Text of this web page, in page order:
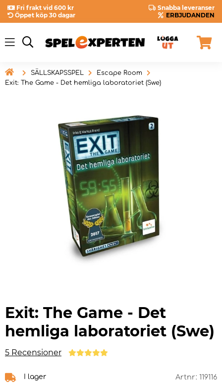
Fri frakt vid 600 kr
Snabba leveranser
Öppet köp 30 dagar
ERBJUDANDEN
 SÄLLSKAPSSPEL
Escape Room
Exit: The Game - Det hemliga laboratoriet (Swe)
Exit: The Game - Det
hemliga laboratoriet (Swe)
5 Recensioner
I lager Artnr: 119116